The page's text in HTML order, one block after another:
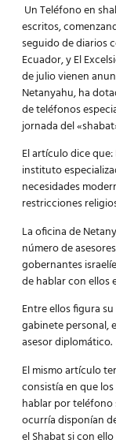
Un Teléfono en
escritos,
seguido de diarios
Ecuador, y El
de julio vienen
Netanyahu, ha
de teléfonos
jornada del
El artículo dice
instituto
necesidades
restricciones
La oficina de
número de
gobernantes
de hablar con ellos
Entre ellos figura
gabinete personal,
asesor diplomático.
El mismo artículo
consistía en que
hablar por teléfono
ocurría disponían
el Shabat si con